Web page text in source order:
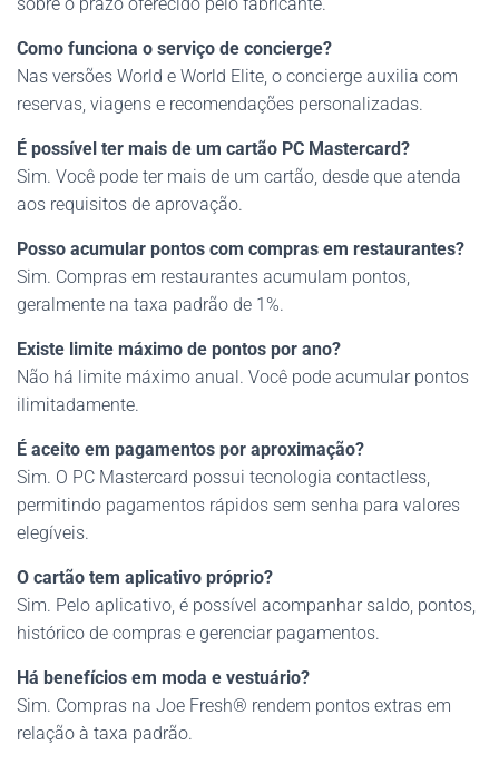
Como funciona o serviço de concierge?
Nas versões World e World Elite, o concierge auxilia com
reservas, viagens e recomendações personalizadas.
É possível ter mais de um cartão PC Mastercard?
Sim. Você pode ter mais de um cartão, desde que atenda
aos requisitos de aprovação.
Posso acumular pontos com compras em restaurantes?
Sim. Compras em restaurantes acumulam pontos,
geralmente na taxa padrão de 1%.
Existe limite máximo de pontos por ano?
Não há limite máximo anual. Você pode acumular pontos
ilimitadamente.
É aceito em pagamentos por aproximação?
Sim. O PC Mastercard possui tecnologia contactless,
permitindo pagamentos rápidos sem senha para valores
elegíveis.
O cartão tem aplicativo próprio?
Sim. Pelo aplicativo, é possível acompanhar saldo, pontos,
histórico de compras e gerenciar pagamentos.
Há benefícios em moda e vestuário?
Sim. Compras na Joe Fresh® rendem pontos extras em
relação à taxa padrão.